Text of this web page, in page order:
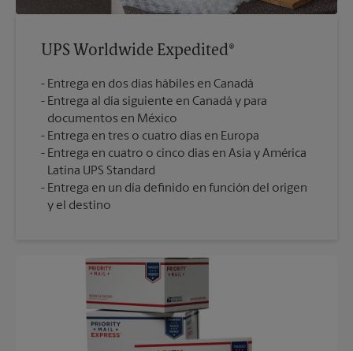
UPS Worldwide Expedited®
Entrega en dos días hábiles en Canadá
Entrega al día siguiente en Canadá y para
documentos en México
Entrega en tres o cuatro días en Europa
Entrega en cuatro o cinco días en Asia y América
Latina UPS Standard
Entrega en un día definido en función del origen
y el destino